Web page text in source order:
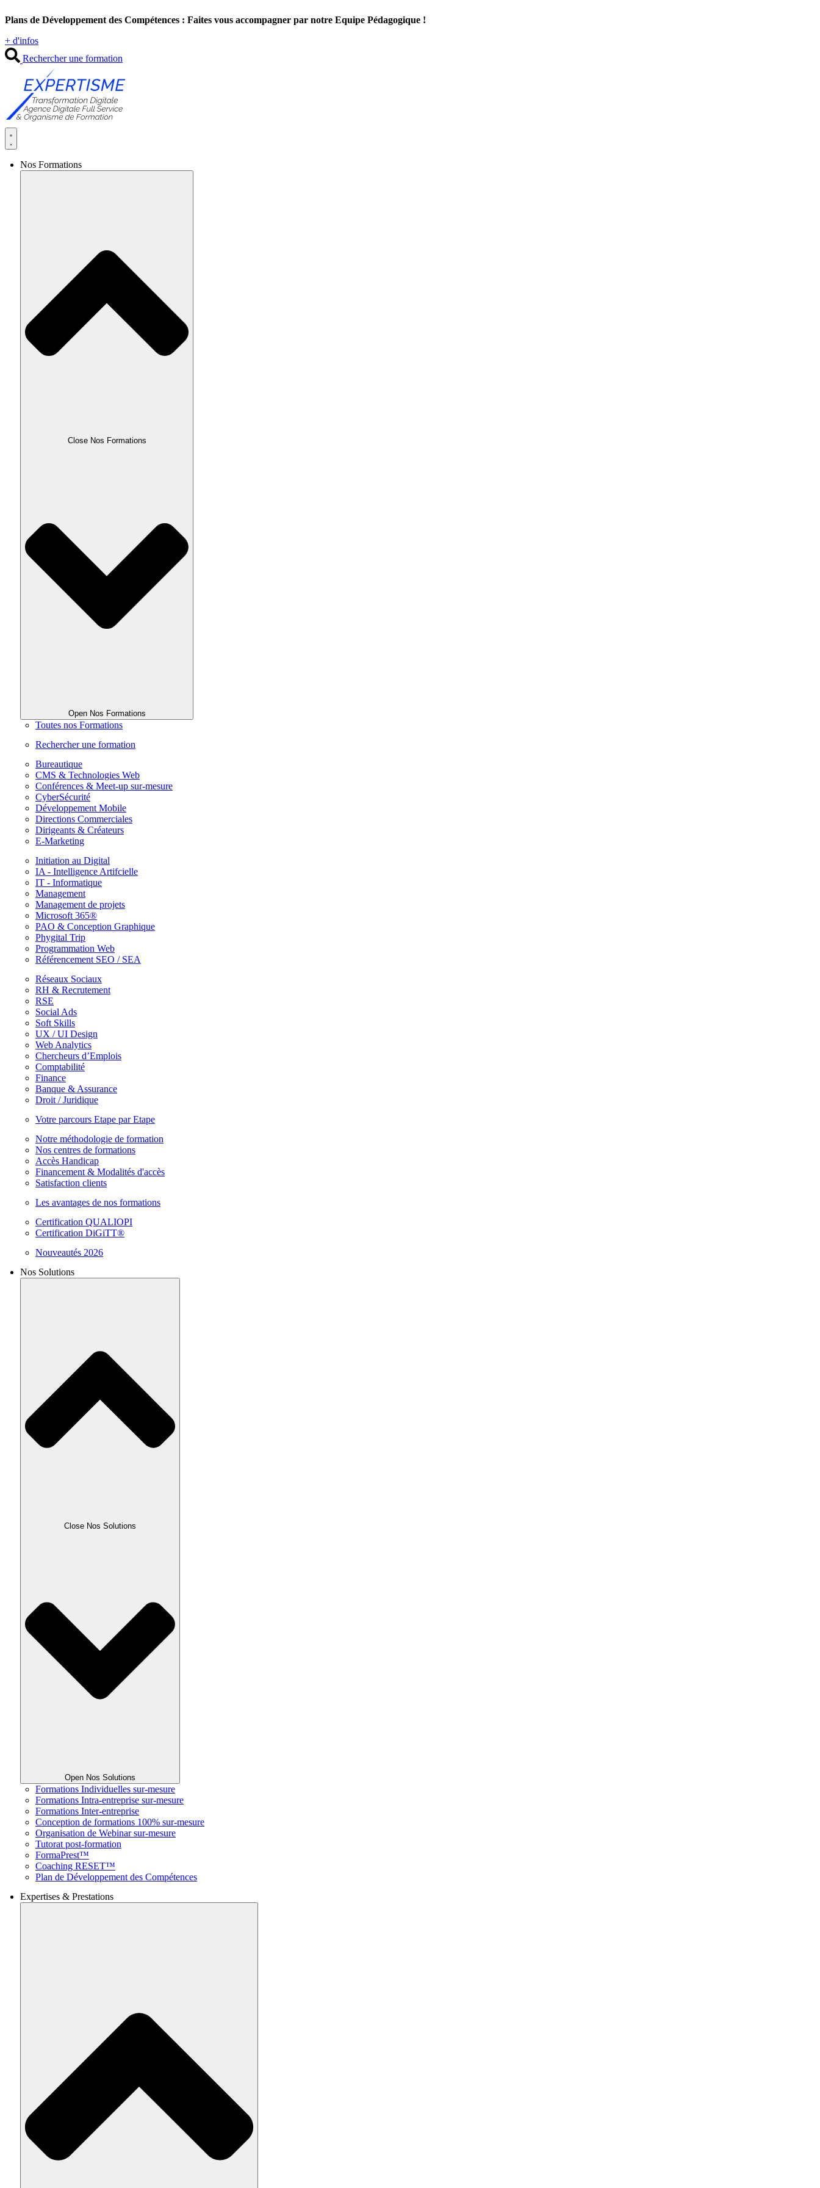
au
Plans de Développement des Compétences : Faites vous accompagner par notre Equipe Pédagogique !
+ d'infos
Rechercher une formation
Nos Formations
Close Nos Formations
Open Nos Formations
Toutes nos Formations
Rechercher une formation
Bureautique
CMS & Technologies Web
Conférences & Meet-up sur-mesure
CyberSécurité
Développement Mobile
Directions Commerciales
Dirigeants & Créateurs
E-Marketing
Initiation au Digital
IA - Intelligence Artifcielle
IT - Informatique
Management
Management de projets
Microsoft 365®
PAO & Conception Graphique
Phygital Trip
Programmation Web
Référencement SEO / SEA
Réseaux Sociaux
RH & Recrutement
RSE
Social Ads
Soft Skills
UX / UI Design
Web Analytics
Chercheurs d’Emplois
Comptabilité
Finance
Banque & Assurance
Droit / Juridique
Votre parcours Etape par Etape
Notre méthodologie de formation
Nos centres de formations
Accès Handicap
Financement & Modalités d'accès
Satisfaction clients
Les avantages de nos formations
Certification QUALIOPI
Certification DiGiTT®
Nouveautés 2026
Nos Solutions
Close Nos Solutions
Open Nos Solutions
Formations Individuelles sur-mesure
Formations Intra-entreprise sur-mesure
Formations Inter-entreprise
Conception de formations 100% sur-mesure
Organisation de Webinar sur-mesure
Tutorat post-formation
FormaPrest™
Coaching RESET™
Plan de Développement des Compétences
Expertises & Prestations